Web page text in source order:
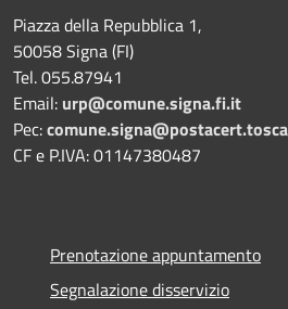
Piazza della Repubblica 1,
50058 Signa (FI)
Tel. 055.87941
Email: urp@comune.signa.fi.it
Pec:
CF e P.IVA: 01147380487
Prenotazione appuntamento
Segnalazione disservizio